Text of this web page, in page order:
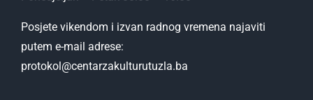
Posjete vikendom i izvan radnog vremena najaviti
putem e-mail adrese:
protokol@centarzakulturutuzla.ba